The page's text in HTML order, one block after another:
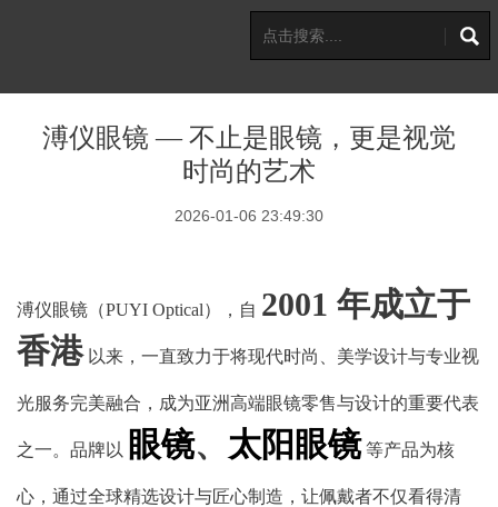
溥仪眼镜 — 不止是眼镜，更是视觉
时尚的艺术
2026-01-06 23:49:30
溥仪眼镜（PUYI Optical），自 2001 年成立于
香港以来，一直致力于将现代时尚、美学设计与专业视
光服务完美融合，成为亚洲高端眼镜零售与设计的重要代表
之一。品牌以 眼镜、 太阳眼镜 等产品为核
心，通过全球精选设计与匠心制造，让佩戴者不仅看得清